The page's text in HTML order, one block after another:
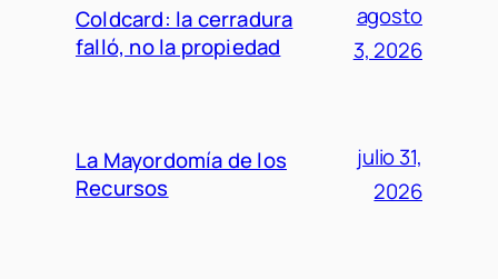
Coldcard: la cerradura
falló, no la propiedad
agosto
3, 2026
La Mayordomía de los
Recursos
julio 31,
2026